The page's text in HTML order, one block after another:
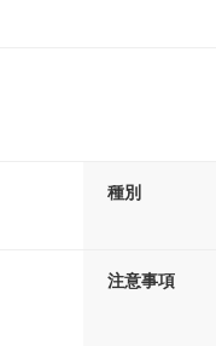
種別
注意事項